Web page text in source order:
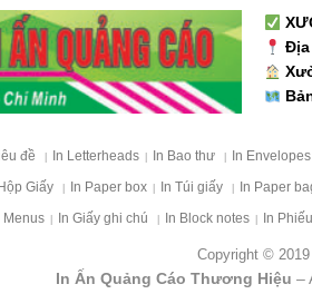
đề In Letterheads In Bao thư In Envelopes
Giấy In Paper box In Túi giấy In Paper
Menus In Giấy ghi chú In Block notes In
Copyright © 2019
In Ấn Quảng Cáo Thương Hiệu –